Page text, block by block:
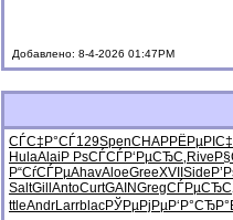
Добавлено: 8-4-2026 01:47PM
СЃС‡Р°СЃ129SpenCHAPРЁРµРІС‡
HulaAlai Р РѕСЃСЃР‘РµСЂС‚ Rive
Р“СѓСЃРµAhavAloeGreeXVII Side
SaltGill AntoCurtGAINGregСЃРµСЂС‚
ttleAndrLarrblacРЎРµРјРµР‘Р°СЂР°